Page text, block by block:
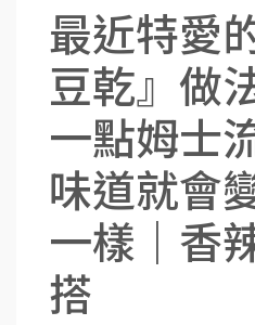
最近特愛
豆乾』做
一點姆士
味道就會
一樣｜香
搭